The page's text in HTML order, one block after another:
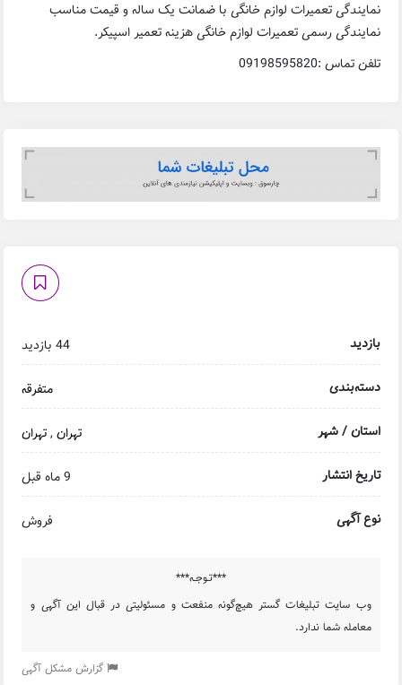
نمایندگی تعمیرات لوازم خانگی با ضمانت یک ساله و قیمت مناسب
نمایندگی رسمی تعمیرات لوازم خانگی هزینه تعمیر اسپیکر.
تلفن تماس :09198595820
بازدید 44 بازدید
دسته‌بندی متفرقه
استان / شهر تهران,تهران
تاریخ انتشار 9 ماه قبل
نوع آگهی فروش
***تـوجـه***
وب سایت تبلیغات گستر هیچ‌گونه منفعت و مسئولیتی در قبال این آگهی و
معامله شما ندارد.
گزارش مشکل آگهی